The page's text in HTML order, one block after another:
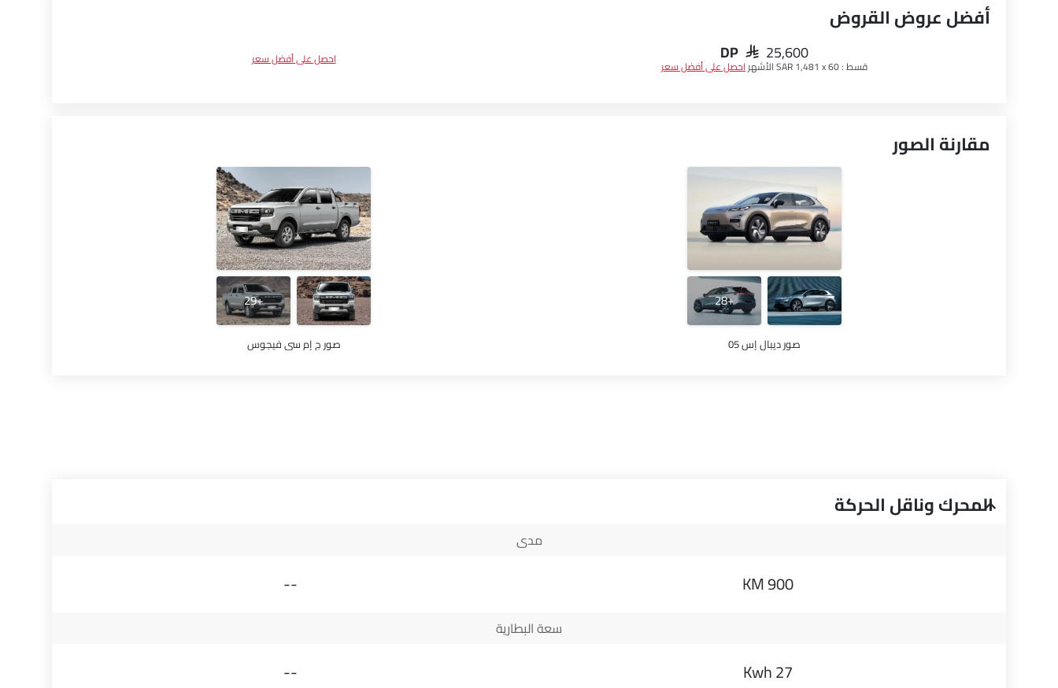
أفضل عروض القروض
DP SAR 25,600
قسط :SAR 1,481 x 60 الأشهر احصل على أفضل سعر احصل على أفضل سعر
مقارنة الصور
+28
صور ديبال إس 05
+29
صور ج إم سي فيجوس
المحرك وناقل الحركة
مدى
900 KM
--
سعة البطارية
27 Kwh
--